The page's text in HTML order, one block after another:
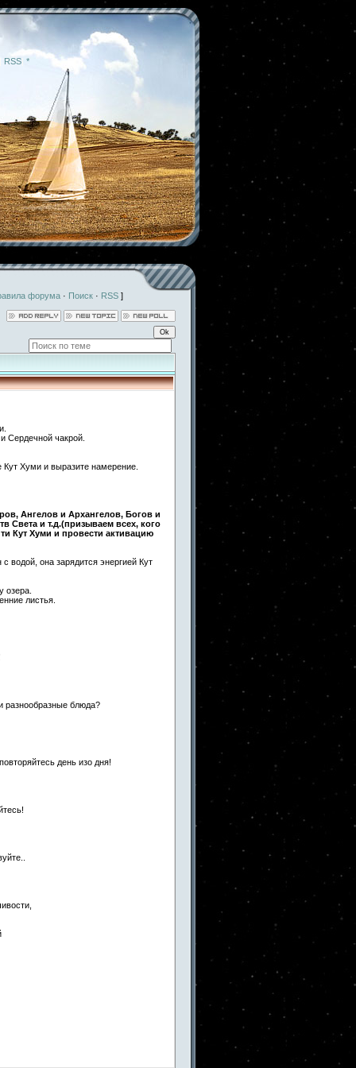
RSS *
форума · Поиск · RSS ]
Сердечной чакрой.
Кут Хуми и выразите намерение.
Ангелов и Архангелов, Богов и
Света и т.д.(призываем всех, кого
Кут Хуми и провести активацию
водой, она зарядится энергией Кут
озера.
листья.
разнообразные блюда?
день изо дня!